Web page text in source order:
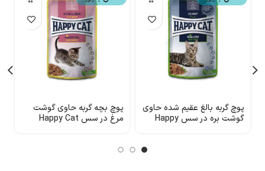
پوچ گربه بالغ عقیم شده حاوی
گوشت بره در سس Happy
پوچ بچه گربه حاوی گوشت
مرغ در سس Happy Cat